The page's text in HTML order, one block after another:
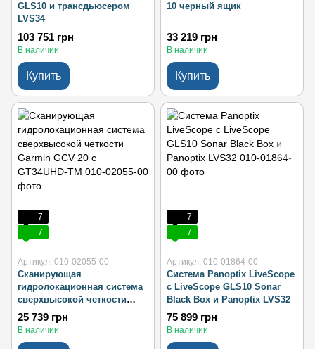
GLS10 и трансдьюсером
LVS34
103 751 грн
В наличии
Купить
10 черный ящик
33 219 грн
В наличии
Купить
7
7
Артикул: 010-02055-00
Сканирующая
гидролокационная система
сверхвысокой четкости
Garmin GCV 20 с GT34UHD-
TM
25 739 грн
В наличии
7
7
Артикул: 010-01864-00
Система Panoptix LiveScope
с LiveScope GLS10 Sonar
Black Box и Panoptix LVS32
75 899 грн
В наличии